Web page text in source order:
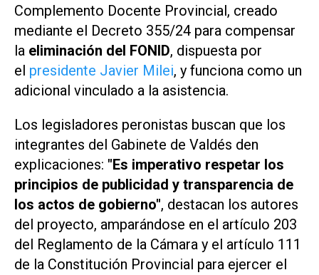
Complemento Docente Provincial, creado
mediante el Decreto 355/24 para compensar
la eliminación del FONID, dispuesta por
el presidente Javier Milei, y funciona como un
adicional vinculado a la asistencia.
Los legisladores peronistas buscan que los
integrantes del Gabinete de Valdés den
explicaciones: "Es imperativo respetar los
principios de publicidad y transparencia de
los actos de gobierno", destacan los autores
del proyecto, amparándose en el artículo 203
del Reglamento de la Cámara y el artículo 111
de la Constitución Provincial para ejercer el